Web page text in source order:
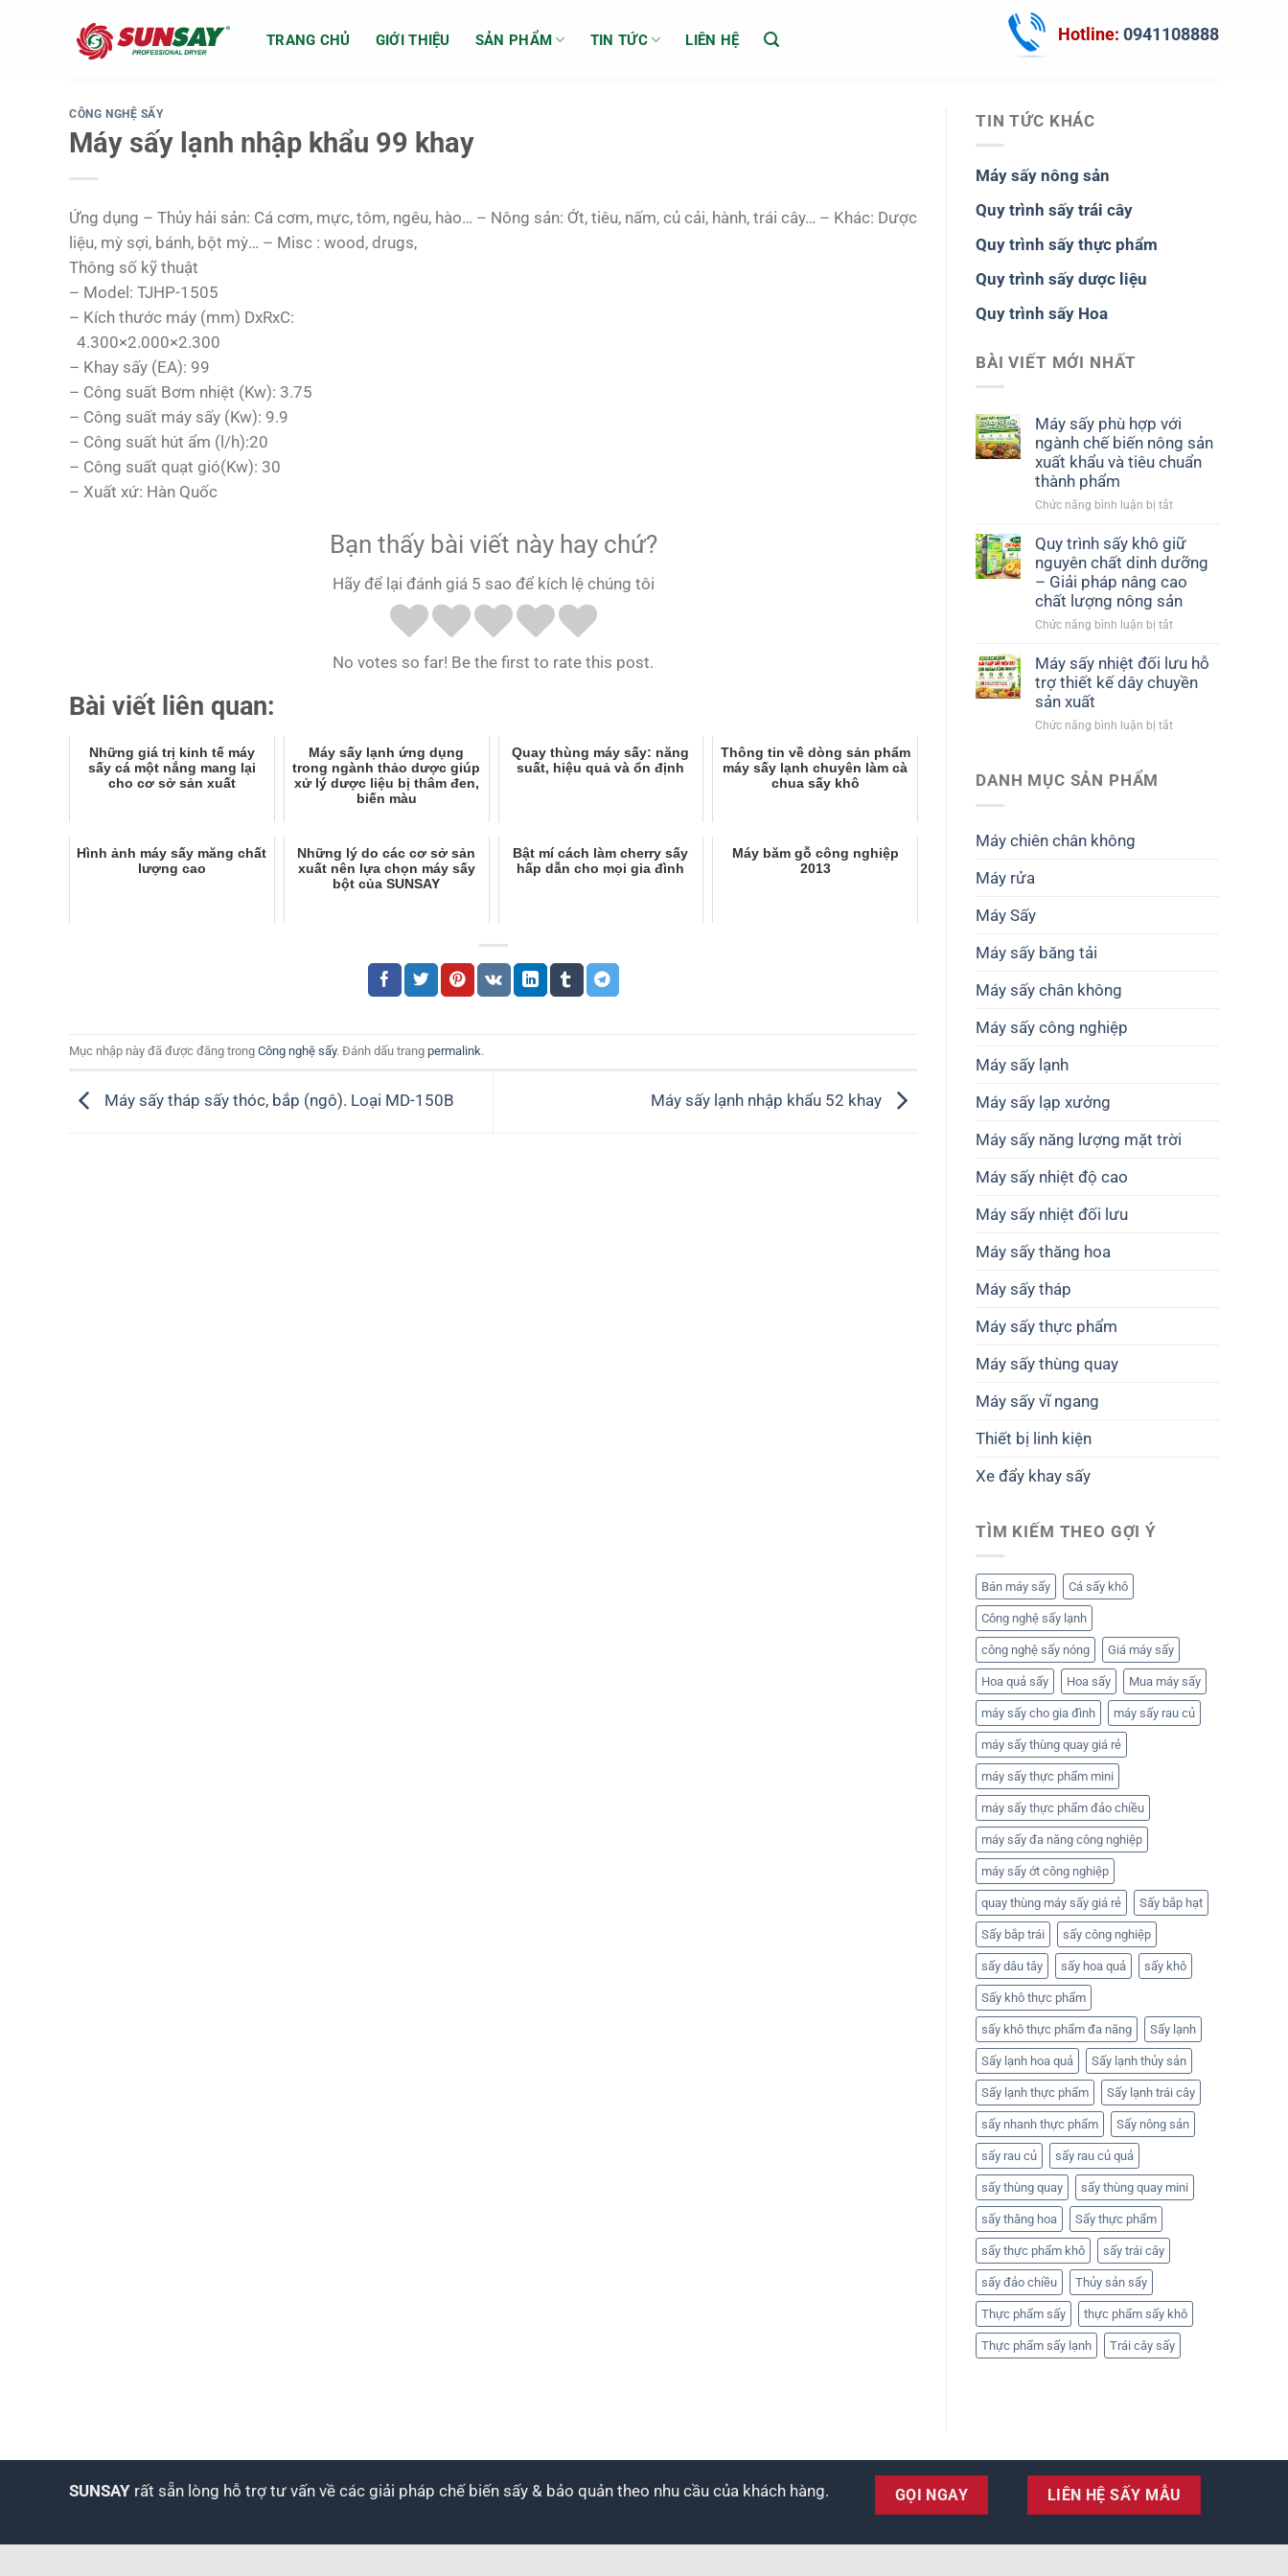
TRANG CHỦ GIỚI THIỆU SẢN PHẨM TIN TỨC LIÊN HỆ Hotline: 0941108888
CÔNG NGHỆ SẤY
Máy sấy lạnh nhập khẩu 99 khay
Ứng dụng – Thủy hải sản: Cá cơm, mực, tôm, ngêu, hào… – Nông sản: Ớt, tiêu, nấm, củ cải, hành, trái cây… – Khác: Dược
liệu, mỳ sợi, bánh, bột mỳ… – Misc : wood, drugs,
Thông số kỹ thuật
– Model: TJHP-1505
– Kích thước máy (mm) DxRxC:
4.300×2.000×2.300
– Khay sấy (EA): 99
– Công suất Bơm nhiệt (Kw): 3.75
– Công suất máy sấy (Kw): 9.9
– Công suất hút ẩm (l/h):20
– Công suất quạt gió(Kw): 30
– Xuất xứ: Hàn Quốc
Bạn thấy bài viết này hay chứ?
Hãy để lại đánh giá 5 sao để kích lệ chúng tôi
No votes so far! Be the first to rate this post.
Bài viết liên quan:
Những giá trị kinh tế máy
sấy cá một nắng mang lại
cho cơ sở sản xuất
Máy sấy lạnh ứng dụng
trong ngành thảo dược giúp
xử lý dược liệu bị thâm đen,
biến màu
Quay thùng máy sấy: năng
suất, hiệu quả và ổn định
Thông tin về dòng sản phẩm
máy sấy lạnh chuyên làm cà
chua sấy khô
Hình ảnh máy sấy măng chất
lượng cao
Những lý do các cơ sở sản
xuất nên lựa chọn máy sấy
bột của SUNSAY
Bật mí cách làm cherry sấy
hấp dẫn cho mọi gia đình
Máy băm gỗ công nghiệp
2013
Mục nhập này đã được đăng trong Công nghệ sấy. Đánh dấu trang permalink.
Máy sấy tháp sấy thóc, bắp (ngô). Loại MD-150B Máy sấy lạnh nhập khẩu 52 khay
TIN TỨC KHÁC
Máy sấy nông sản
Quy trình sấy trái cây
Quy trình sấy thực phẩm
Quy trình sấy dược liệu
Quy trình sấy Hoa
BÀI VIẾT MỚI NHẤT
Máy sấy phù hợp với
ngành chế biến nông sản
xuất khẩu và tiêu chuẩn
thành phẩm
Chức năng bình luận bị tắtở
sấy
phù
với
ngành
chế
nông
sản
xuất
và
Quy trình sấy khô giữ
nguyên chất dinh dưỡng
– Giải pháp nâng cao
chất lượng nông sản
Chức năng bình luận bị tắtở
trình
sấy
khô
nguyên
Máy sấy nhiệt đối lưu hỗ
trợ thiết kế dây chuyền
sản xuất
Chức năng bình luận bị tắtở
DANH MỤC SẢN PHẨM
Máy chiên chân không
Máy rửa
Máy Sấy
Máy sấy băng tải
Máy sấy chân không
Máy sấy công nghiệp
Máy sấy lạnh
Máy sấy lạp xưởng
Máy sấy năng lượng mặt trời
Máy sấy nhiệt độ cao
Máy sấy nhiệt đối lưu
Máy sấy thăng hoa
Máy sấy tháp
Máy sấy thực phẩm
Máy sấy thùng quay
Máy sấy vĩ ngang
Thiết bị linh kiện
Xe đẩy khay sấy
TÌM KIẾM THEO GỢI Ý
Bán máy sấy Cá sấy khô
Công nghệ sấy lạnh
công nghệ sấy nóng Giá máy sấy
Hoa quả sấy Hoa sấy Mua máy sấy
máy sấy cho gia đình máy sấy rau củ
máy sấy thùng quay giá rẻ
máy sấy thực phẩm mini
máy sấy thực phẩm đảo chiều
máy sấy đa năng công nghiệp
máy sấy ớt công nghiệp
quay thùng máy sấy giá rẻ Sấy bắp hạt
Sấy bắp trái sấy công nghiệp
sấy dâu tây sấy hoa quả sấy khô
Sấy khô thực phẩm
sấy khô thực phẩm đa năng Sấy lạnh
Sấy lạnh hoa quả Sấy lạnh thủy sản
Sấy lạnh thực phẩm Sấy lạnh trái cây
sấy nhanh thực phẩm Sấy nông sản
sấy rau củ sấy rau củ quả
sấy thùng quay sấy thùng quay mini
sấy thăng hoa Sấy thực phẩm
sấy thực phẩm khô sấy trái cây
sấy đảo chiều Thủy sản sấy
Thực phẩm sấy thực phẩm sấy khô
Thực phẩm sấy lạnh Trái cây sấy
SUNSAY rất sẵn lòng hỗ trợ tư vấn về các giải pháp chế biến sấy & bảo quản theo nhu cầu của khách hàng. GỌI NGAY LIÊN HỆ SẤY MẪU